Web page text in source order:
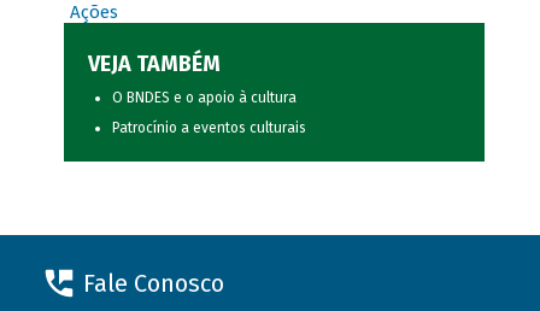
Ações
VEJA TAMBÉM
O BNDES e o apoio à cultura
Patrocínio a eventos culturais
Fale Conosco